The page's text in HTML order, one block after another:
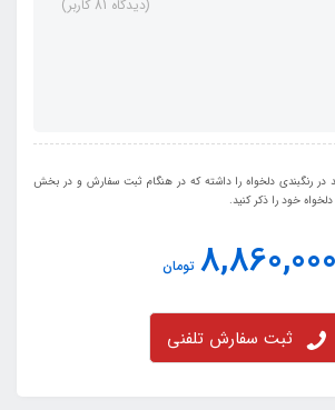
(دیدگاه 81 کاربر)
در رنگبندی دلخواه را داشته که در هنگام ثبت سفارش و در بخش
خود را ذکر کنید.
8,860,000 تومان
ثبت سفارش تلفنی